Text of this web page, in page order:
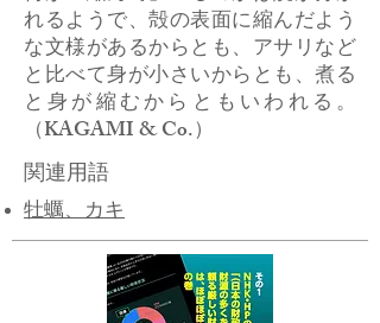
れるようで、殻の表面に縮んだよう
な文様があるからとも、アサリなど
と比べて身が小さいからとも、煮る
と身が縮むからともいわれる。
（KAGAMI & Co.）
関連用語
​牡蠣、カキ